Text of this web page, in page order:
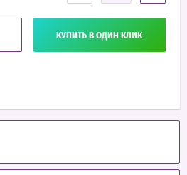
КУПИТЬ В ОДИН КЛИК